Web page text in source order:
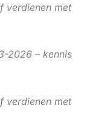
verdienen met
2026 – kennis
verdienen met